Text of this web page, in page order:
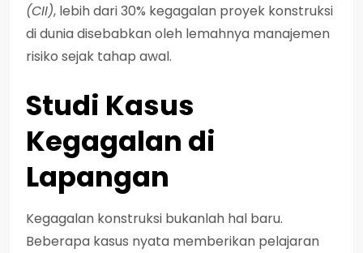
(CII), lebih dari 30% kegagalan proyek konstruksi
di dunia disebabkan oleh lemahnya manajemen
risiko sejak tahap awal.
Studi Kasus
Kegagalan di
Lapangan
Kegagalan konstruksi bukanlah hal baru.
Beberapa kasus nyata memberikan pelajaran